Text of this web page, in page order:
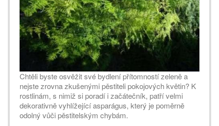
Chtěli byste osvěžit své bydlení přítomností zeleně a
nejste zrovna zkušenými pěstiteli pokojových květin? K
rostlinám, s nimiž si poradí i začátečník, patří velmi
dekorativně vyhlížející asparágus, který je poměrně
odolný vůči pěstitelským chybám.